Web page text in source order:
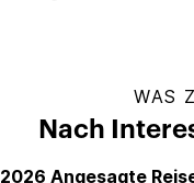
WAS
Nach
2026 Angesagte